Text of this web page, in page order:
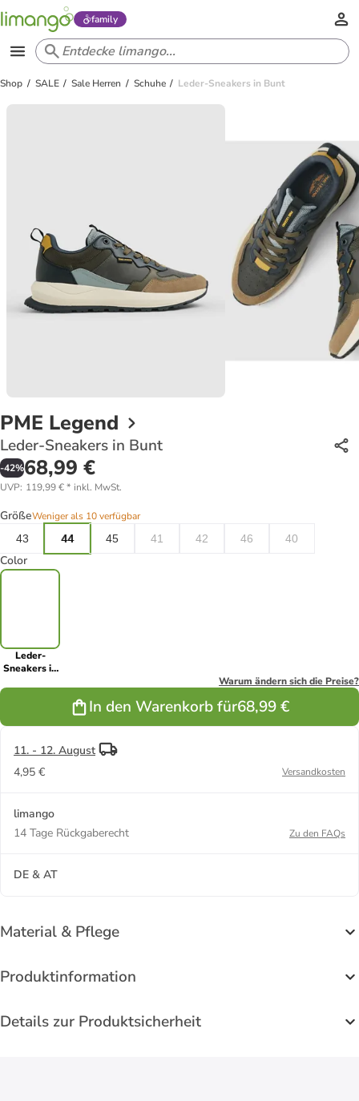
family
Shop SALE Sale Herren Schuhe Leder-Sneakers in Bunt
PME Legend
Leder-Sneakers in Bunt
-42%68,99 €
UVP: 119,99 €* inkl. MwSt.
GrößeWeniger als 10 verfügbar
43
44 45 41 42 46 40
Color
Leder-
Sneakers in
Warum ändern sich die Preise?
In den Warenkorb für68,99 €
11. - 12. August
4,95 €
Versandkosten
limango
14 Tage Rückgaberecht
Zu den FAQs
DE & AT
Material & Pflege
Produktinformation
Details zur Produktsicherheit